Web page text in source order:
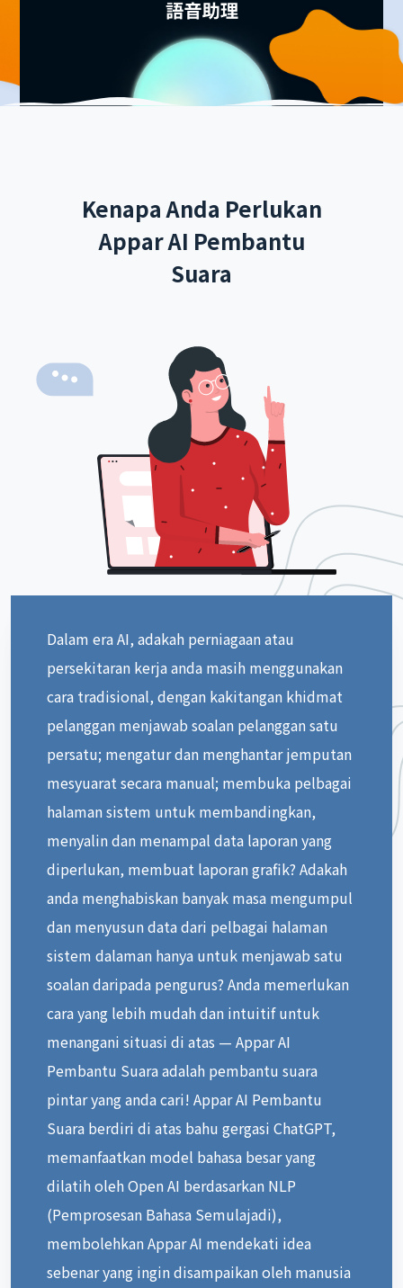
Kenapa Anda Perlukan
Appar AI Pembantu
Suara
Dalam era AI, adakah perniagaan atau
persekitaran kerja anda masih menggunakan
cara tradisional, dengan kakitangan khidmat
pelanggan menjawab soalan pelanggan satu
persatu; mengatur dan menghantar jemputan
mesyuarat secara manual; membuka pelbagai
halaman sistem untuk membandingkan,
menyalin dan menampal data laporan yang
diperlukan, membuat laporan grafik? Adakah
anda menghabiskan banyak masa mengumpul
dan menyusun data dari pelbagai halaman
sistem dalaman hanya untuk menjawab satu
soalan daripada pengurus? Anda memerlukan
cara yang lebih mudah dan intuitif untuk
menangani situasi di atas — Appar AI
Pembantu Suara adalah pembantu suara
pintar yang anda cari! Appar AI Pembantu
Suara berdiri di atas bahu gergasi ChatGPT,
memanfaatkan model bahasa besar yang
dilatih oleh Open AI berdasarkan NLP
(Pemprosesan Bahasa Semulajadi),
membolehkan Appar AI mendekati idea
sebenar yang ingin disampaikan oleh manusia